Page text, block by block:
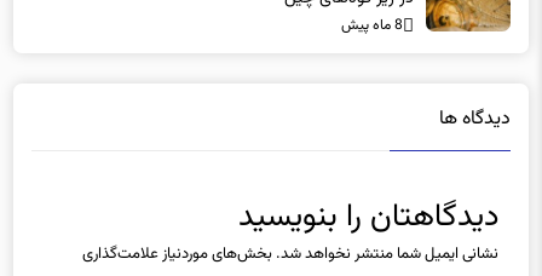
8 ماه پیش
دیدگاه ها
دیدگاهتان را بنویسید
نشانی ایمیل شما منتشر نخواهد شد. بخش‌های موردنیاز علامت‌گذاری